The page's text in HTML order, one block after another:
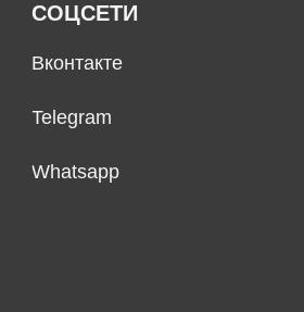
Whatsapp
Telegram
Вконтакте
СОЦСЕТИ